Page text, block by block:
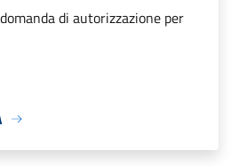
di autorizzazione per